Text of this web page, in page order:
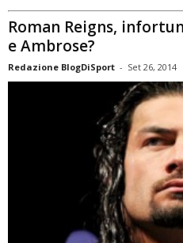
Roman Reigns,
e Ambrose?
Redazione BlogDiSport - Set 26, 2014